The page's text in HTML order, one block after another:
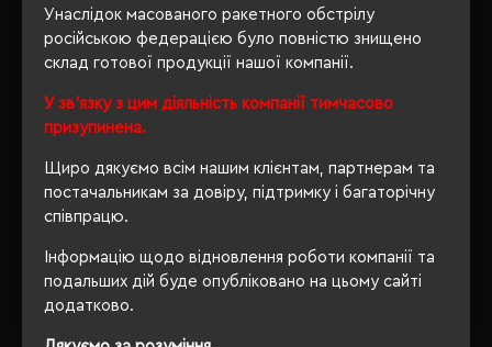
Унаслідок масованого ракетного обстрілу
російською федерацією було повністю знищено
склад готової продукції нашої компанії.
У зв'язку з цим діяльність компанії тимчасово
призупинена.
Щиро дякуємо всім нашим клієнтам, партнерам та
постачальникам за довіру, підтримку і багаторічну
співпрацю.
Інформацію щодо відновлення роботи компанії та
подальших дій буде опубліковано на цьому сайті
додатково.